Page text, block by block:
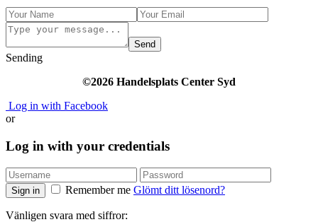
Send
Sending
©2026 Handelsplats Center Syd
Log in with Facebook
or
Log in with your credentials
Sign in Remember me Glömt ditt lösenord?
Vänligen svara med siffror: